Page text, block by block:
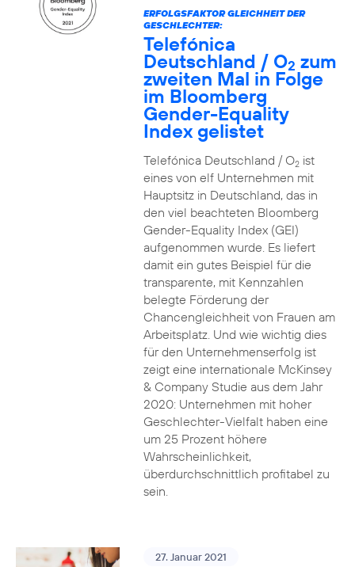
ERFOLGSFAKTOR GLEICHHEIT DER
GESCHLECHTER:
Telefónica
Deutschland / O2 zum
zweiten Mal in Folge
im Bloomberg
Gender-Equality
Index gelistet
Telefónica Deutschland / O2ist
eines von elf Unternehmen mit
Hauptsitz in Deutschland, das in
den viel beachteten Bloomberg
Gender-Equality Index (GEI)
aufgenommen wurde. Es liefert
damit ein gutes Beispiel für die
transparente, mit Kennzahlen
belegte Förderung der
Chancengleichheit von Frauen am
Arbeitsplatz. Und wie wichtig dies
für den Unternehmenserfolg ist
zeigt eine internationale McKinsey
& Company Studie aus dem Jahr
2020: Unternehmen mit hoher
Geschlechter-Vielfalt haben eine
um 25 Prozent höhere
Wahrscheinlichkeit,
überdurchschnittlich profitabel zu
sein.
27. Januar 2021